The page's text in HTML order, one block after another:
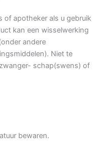
of apotheker als u gebruik
kan een wisselwerking
andere
Niet te
schap(swens) of
bewaren.